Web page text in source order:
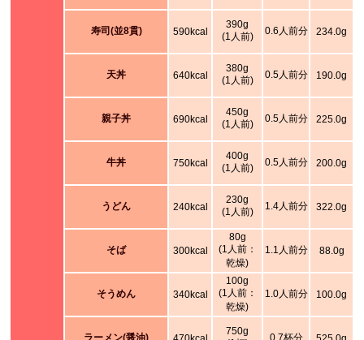
寿司(並8貫) 590kcal
390g
(1人前)
0.6人前分 234.0g
天丼 640kcal
380g
(1人前)
0.5人前分 190.0g
親子丼 690kcal
450g
(1人前)
0.5人前分 225.0g
牛丼 750kcal
400g
(1人前)
0.5人前分 200.0g
うどん 240kcal
230g
(1人前)
1.4人前分 322.0g
そば 300kcal
80g
(1人前：
乾燥)
1.1人前分 88.0g
そうめん 340kcal
100g
(1人前：
乾燥)
1.0人前分 100.0g
ラーメン(醤油)
750g
0.7杯分